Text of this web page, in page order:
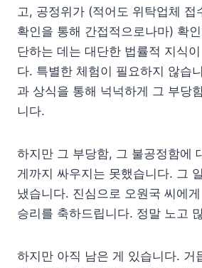
고, 공정위가 (적어도 위탁업체 접
확인을 통해 간접적으로나마) 확
단하는 데는 대단한 법률적 지식
다. 특별한 체험이 필요하지 않습
과 상식을 통해 넉넉하게 그 부당
니다.
하지만 그 부당함, 그 불공정함에
게까지 싸우지는 못했습니다. 그
냈습니다. 진심으로 오원국 씨에
승리를 축하드립니다. 정말 노고
하지만 아직 남은 게 있습니다. 거